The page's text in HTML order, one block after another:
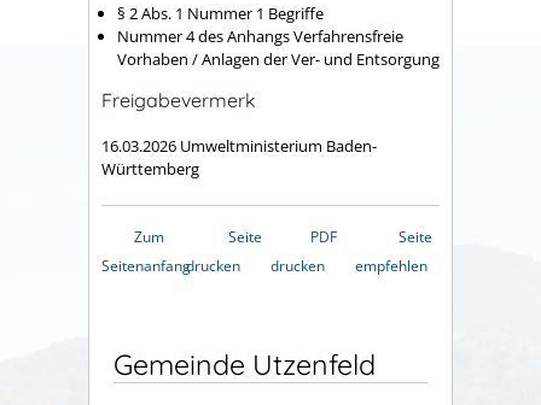
§ 2 Abs. 1 Nummer 1 Begriffe
Nummer 4 des Anhangs Verfahrensfreie
Vorhaben / Anlagen der Ver- und Entsorgung
Freigabevermerk
16.03.2026 Umweltministerium Baden-
Württemberg
Zum
Seitenanfang
Seite
drucken
PDF
drucken
Seite
empfehlen
Gemeinde Utzenfeld